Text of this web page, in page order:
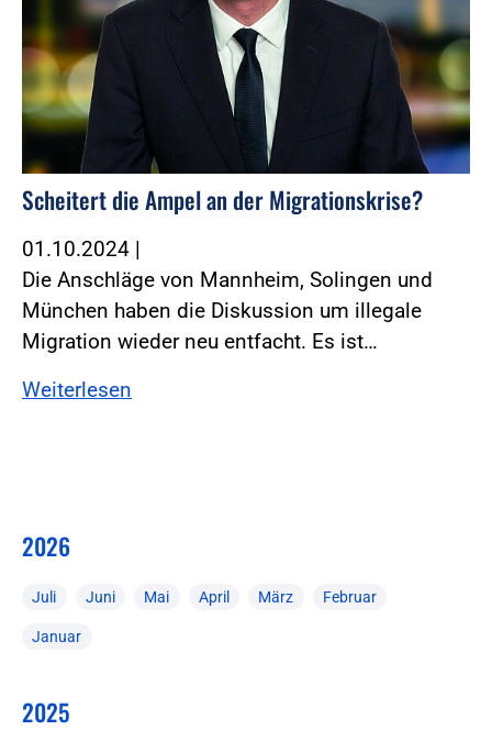
Scheitert die Ampel an der Migrationskrise?
01.10.2024 |
Die Anschläge von Mannheim, Solingen und
München haben die Diskussion um illegale
Migration wieder neu entfacht. Es ist…
Weiterlesen
2026
Juli Juni Mai April März Februar
Januar
2025